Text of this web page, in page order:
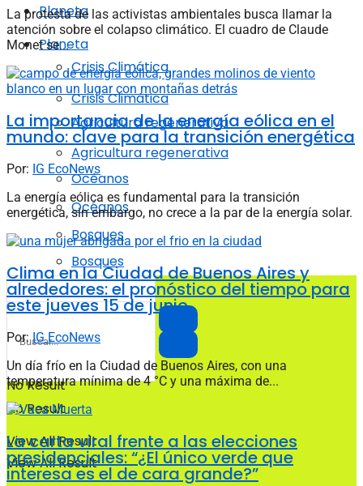
Planeta
Crisis Climática
Agricultura regenerativa
Océanos
Bosques
No Result
View All Result
Planeta
Crisis Climática
Agricultura regenerativa
Océanos
Bosques
No Result
View All Result
La protesta de las activistas ambientales busca llamar la
atención sobre el colapso climático. El cuadro de Claude
Monet se...
La importancia de la energía eólica en el
mundo: clave para la transición energética
Por: IG EcoNews
La energía eólica es fundamental para la transición
energética, sin embargo, no crece a la par de la energía solar.
Clima en la Ciudad de Buenos Aires y
alrededores: el pronóstico del tiempo para
este jueves 15 de junio
Por: IG EcoNews
Un día frío en la Ciudad de Buenos Aires, con una
temperatura mínima de 4 °C y una máxima de...
La carta viral frente a las elecciones
presidenciales: “¿El único verde que
interesa es el de cara grande?”